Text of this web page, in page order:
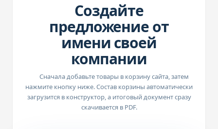
Создайте
предложение от
имени своей
компании
Сначала добавьте товары в корзину сайта, затем
нажмите кнопку ниже. Состав корзины автоматически
загрузится в конструктор, а итоговый документ сразу
скачивается в PDF.